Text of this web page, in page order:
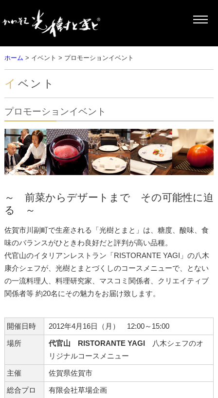
ホーム > イベント > プロモーションイベント
イベント
プロモーションイベント
～ 前菜からデザートまで その可能性に迫
る ～
佐賀市川副町で生産される「光樹とまと」は、糖度、酸味、食
味のバランスがひときわ良好だと評判が高い品種。
代官山のイタリアンレストラン「RISTORANTE YAGI」の八木
康介シェフが、光樹とまとづくしのコースメニューで、とない
の一流料理人、料理研究家、マスコミ関係者、クリエイティブ
関係者等 約20名にその魅力をお届け致します。
開催日時 2012年4月16日（月） 12:00～15:00
場所 代官山 RISTORANTE YAGI
八木シェフのオ
リジナルコースメニュー
主催 佐賀県佐賀市
総合プロ
有限会社草場企画